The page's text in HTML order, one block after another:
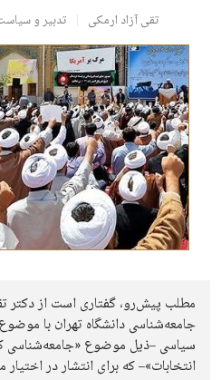
تقی آزاد ارمکی تدبیر و
مطلب پیش‌رو، گفتاری است از دکتر
جامعه‌شناسی دانشگاه تهران با
سیاسی –ذیل موضوع «جامعه‌شناسی
انتخابات»– که برای انتشار در